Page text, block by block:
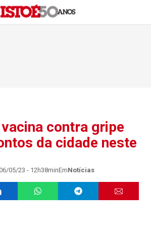
vacina contra gripe
da cidade neste
05/23 - 12h38minEmNotícias